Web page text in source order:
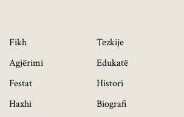
Fikh
Agjërimi
Festat
Haxhi
Tezkije
Edukatë
Histori
Biografi